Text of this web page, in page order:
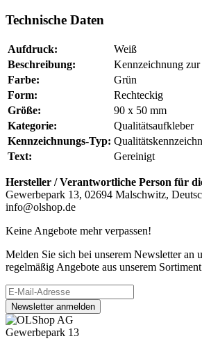
Technische Daten
Aufdruck:
Weiß
Beschreibung:
Kennzeichnung
Farbe:
Grün
Form:
Rechteckig
Größe:
90 x 50 mm
Kategorie:
Qualitätsaufkleber
Kennzeichnungs-Typ:
Text:
Gereinigt
Hersteller / Verantwortliche Person für
Gewerbepark 13, 02694 Malschwitz,
info@olshop.de
Keine Angebote mehr verpassen!
Melden Sie sich bei unserem Newsletter an
regelmäßig Angebote aus unserem
Newsletter anmelden
Gewerbepark 13